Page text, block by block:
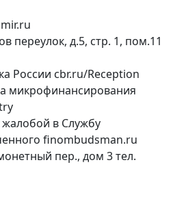
переулок, д.5, стр. 1, пом.11
России cbr.ru/Reception
микрофинансирования
в Службу
finombudsman.ru
пер., дом 3 тел.